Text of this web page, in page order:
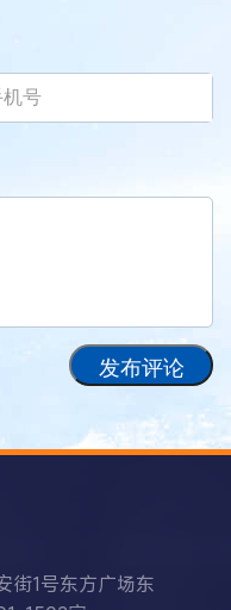
发布评论
街1号东方广场东